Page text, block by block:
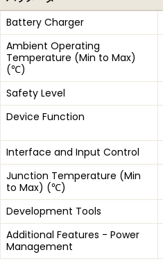
Battery Charger
Ambient Operating
Temperature (Min to Max)
(℃)
Safety Level
Device Function
Interface and Input Control
Junction Temperature (Min
to Max) (℃)
Development Tools
Additional Features - Power
Management